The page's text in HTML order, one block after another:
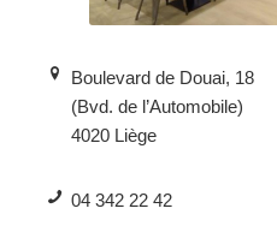
Boulevard de Douai, 18
(Bvd. de l’Automobile)
4020 Liège
04 342 22 42